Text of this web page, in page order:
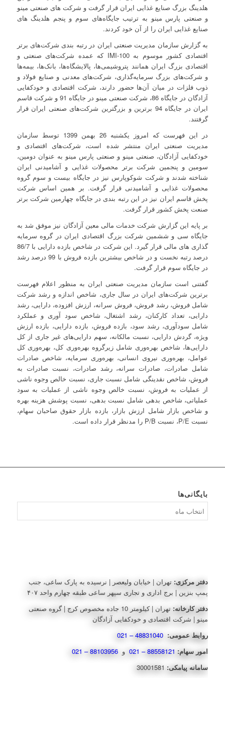
هلدینگ بزرگ صنایع غذایی ایران قرار گرفت و شرکت های صنعتی مینو
و صنعتی پارس مینو به ترتیب جایگاه‌های سوم و پنجم هلدینگ های
صنایع غذایی ایران را از آن خود کردند.
به گزارش سازمان مدیریت صنعتی ایران در رتبه بندی شرکت‌های برتر
اقتصادی کشور موسوم به IMI-100 که عمده شرکت‌های صنعتی و
اقتصادی بزرگ ایران همانند پتروشیمی‌ها، پالایشگاه‌ها، بانک‌ها، بیمه‌ها
و شرکت‌های بزرگ سرمایه‌گذاری، شرکت‌های معدنی و صنایع فولاد و
ذوب فلزات در میان آن‌ها حضور دارند، شرکت‌ اقتصادی و خودکفایی
آزادگان در جایگاه 86، شرکت صنعتی مینو در جایگاه 91 و شرکت قاسم
ایران در جایگاه 94 برترین‌ و بزرگترین شرکت‌های صنعتی ایران قرار
گرفتند.
در این فهرست که امروز یکشنبه 26 بهمن 1399 توسط سازمان
مدیریت صنعتی ایران منتشر شده است، شرکت‌های اقتصادی و
خودکفایی آزادگان، صنعتی مینو و صنعتی پارس مینو به عنوان دومین،
سومین و پنجمین شرکت برتر محصولات غذایی و آشامیدنی ایران
شناخته شدند و شرکت شوکوپارس نیز در جایگاه بیست و سوم گروه
محصولات غذایی و آشامیدنی قرار گرفت. بر همین اساس شرکت
پخش قاسم ایران نیز در این رتبه بندی در جایگاه چهارمین شرکت برتر
صنعت پخش کشور قرار گرفت.
بر پایه این گزارش شرکت خدمات مالی معین آزادگان نیز موفق شد به
جایگاه سی و ششمین شرکت بزرگ اقتصادی ایران در گروه سرمایه
گذاری های مالی قرار گیرد. این شرکت در شاخص بازده دارایی با 86/7
درصد رتبه نخست و در شاخص بیشترین بازده فروش با 99 درصد رشد
در جایگاه سوم قرار گرفت.
گفتنی است سازمان مدیریت صنعتی ایران به منظور اعلام فهرست
برترین شرکت‌های ایران در سال جاری، شاخص‌ اندازه و رشد شرکت
شامل فروش، رشد فروش، فروش سرانه، ارزش افزوده، دارایی، رشد
دارایی، تعداد کارکنان، رشد اشتغال، شاخص سود آوری و عملکرد
شامل سودآوری، رشد سود، بازده فروش، بازده دارایی، بازده ارزش
ویژه، گردش دارایی، نسبت مالکانه، سهم دارایی‌های غیر جاری از کل
دارایی‌ها، شاخص بهره‌وری شامل زیرگروه بهره‌وری کل، بهره‌وری کل
عوامل، بهره‌وری نیروی انسانی، بهره‌وری سرمایه، شاخص صادرات
شامل صادرات، صادرات سرانه، رشد صادرات، نسبت صادرات به
فروش، شاخص نقدینگی شامل نسبت جاری، نسبت خالص وجوه ناشی
از عملیات به فروش، نسبت خالص وجوه ناشی از عملیات به سود
عملیاتی، شاخص بدهی شامل نسبت بدهی، نسبت پوشش هزینه بهره
و شاخص بازار شامل ارزش بازار، بازده بازار حقوق صاحبان سهام،
نسبت P/E، نسبت P/B را مدنظر قرار داده است.
بایگانی‌ها
دفتر مرکزی: تهران | خیابان ولیعصر | نرسیده به پارک ساعی، جنب
پمپ بنزین | برج اداری و تجاری سپهر ساعی طبقه چهارم واحد ۴۰۷
دفتر کارخانه:
تهران | کیلومتر 10 جاده مخصوص کرج | گروه صنعتی
مینو | شرکت اقتصادی و خودکفایی آزادگان
روابط عمومی:
امور سهام: 88558121 – 021 و
سامانه پیامکی: